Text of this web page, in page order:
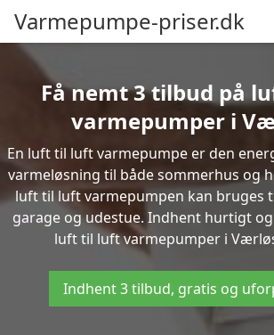
Varmepumpe-priser.dk
Få nemt 3 tilbud på
varmepumper i
En luft til luft varmepumpe er den
varmeløsning til både sommerhus og
luft til luft varmepumpen kan bruges
garage og udestue. Indhent hurtigt
luft til luft varmepumper i
Indhent 3 tilbud, gratis og